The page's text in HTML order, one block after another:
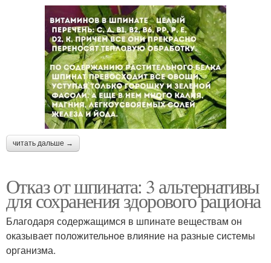
читать дальше →
Отказ от шпината: 3 альтернативы
для сохранения здорового рациона
Благодаря содержащимся в шпинате веществам он
оказывает положительное влияние на разные системы
организма.